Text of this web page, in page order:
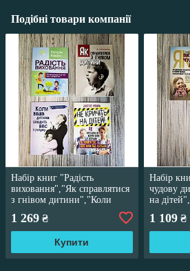
Подібні товари компанії
Набір книг "Радість
виховання","Як справлятися
з гнівом дитини","Коли
ваша дитина","Не кричіть на
дітей"
1 269 ₴
Купити
Набір
чудову
на
дітей"
1 109₴